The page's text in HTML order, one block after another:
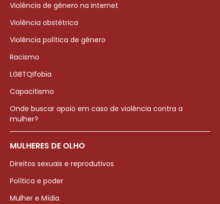
Violência de gênero na internet
Violência obstétrica
Violência política de gênero
Racismo
LGBTQIfobia
Capacitismo
Onde buscar apoio em caso de violência contra a
mulher?
MULHERES DE OLHO
Direitos sexuais e reprodutivos
Política e poder
Mulher e Mídia